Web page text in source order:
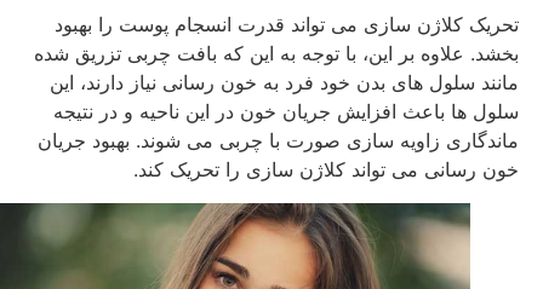
تحریک کلاژن سازی می تواند قدرت انسجام پوست را بهبود
بخشد. علاوه بر این، با توجه به این که بافت چربی تزریق شده
مانند سلول های بدن خود فرد به خون رسانی نیاز دارند، این
سلول ها باعث افزایش جریان خون در این ناحیه و در نتیجه
ماندگاری زاویه سازی صورت با چربی می شوند. بهبود جریان
خون رسانی می تواند کلاژن سازی را تحریک کند.